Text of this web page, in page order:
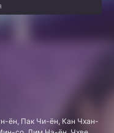
ён, Пак Чи-ён, Кан Чхан-